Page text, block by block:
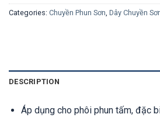
Categories: Chuyền Phun Sơn Dây Chuyền
DESCRIPTION
Áp dụng cho phôi phun tấm, đặc